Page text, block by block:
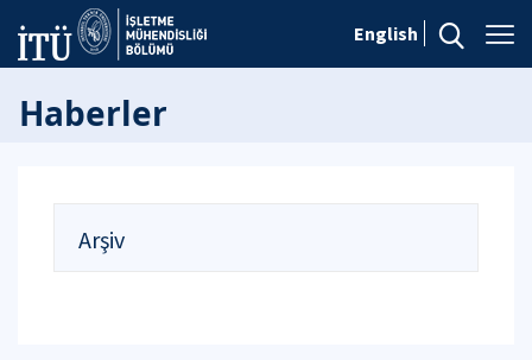
English
Haberler
Arşiv